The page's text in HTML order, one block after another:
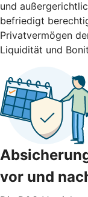
und
befriedigt
Privatvermögen
Liquidität und
vor und